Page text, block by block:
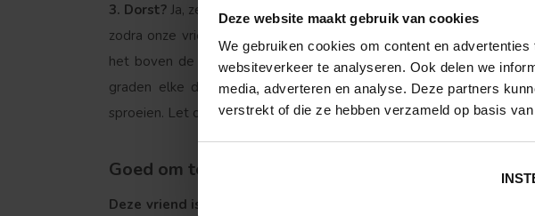
Deze website maakt gebruik van cookies
We gebruiken cookies om content en
websiteverkeer te analyseren. Ook delen we
media, adverteren en analyse. Deze partners
verstrekt of die ze hebben verzameld op basis
3. Dorst? Ja, zeker als hij net is geplant is het van belang dat de
zodra onze vriend bladeren begint te krijgen. Met 1 tot 2 emmers
het boven de 25 graden wordt drinkt hij graag tussen de 3-4
graden elke dag minimaal 1 emmer water in de avond en als
sproeien. Let op; appelbomen houden niet van natte voeten!
Goed om te weten
Deze vriend is wel wat gevoelig voor o.a. meeldauw,
Leivorm Dakvorm